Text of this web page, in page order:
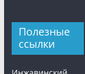
Полезные
ссылки